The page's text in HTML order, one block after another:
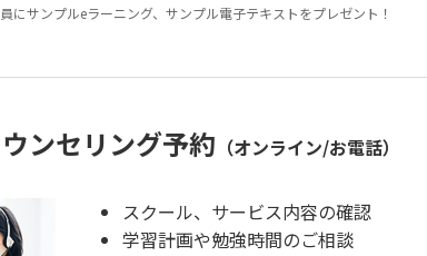
サンプルeラーニング、サンプル電子テキストをプレゼント！
ンセリング予約 （オンライン/お電話）
スクール、サービス内容の確認
学習計画や勉強時間のご相談